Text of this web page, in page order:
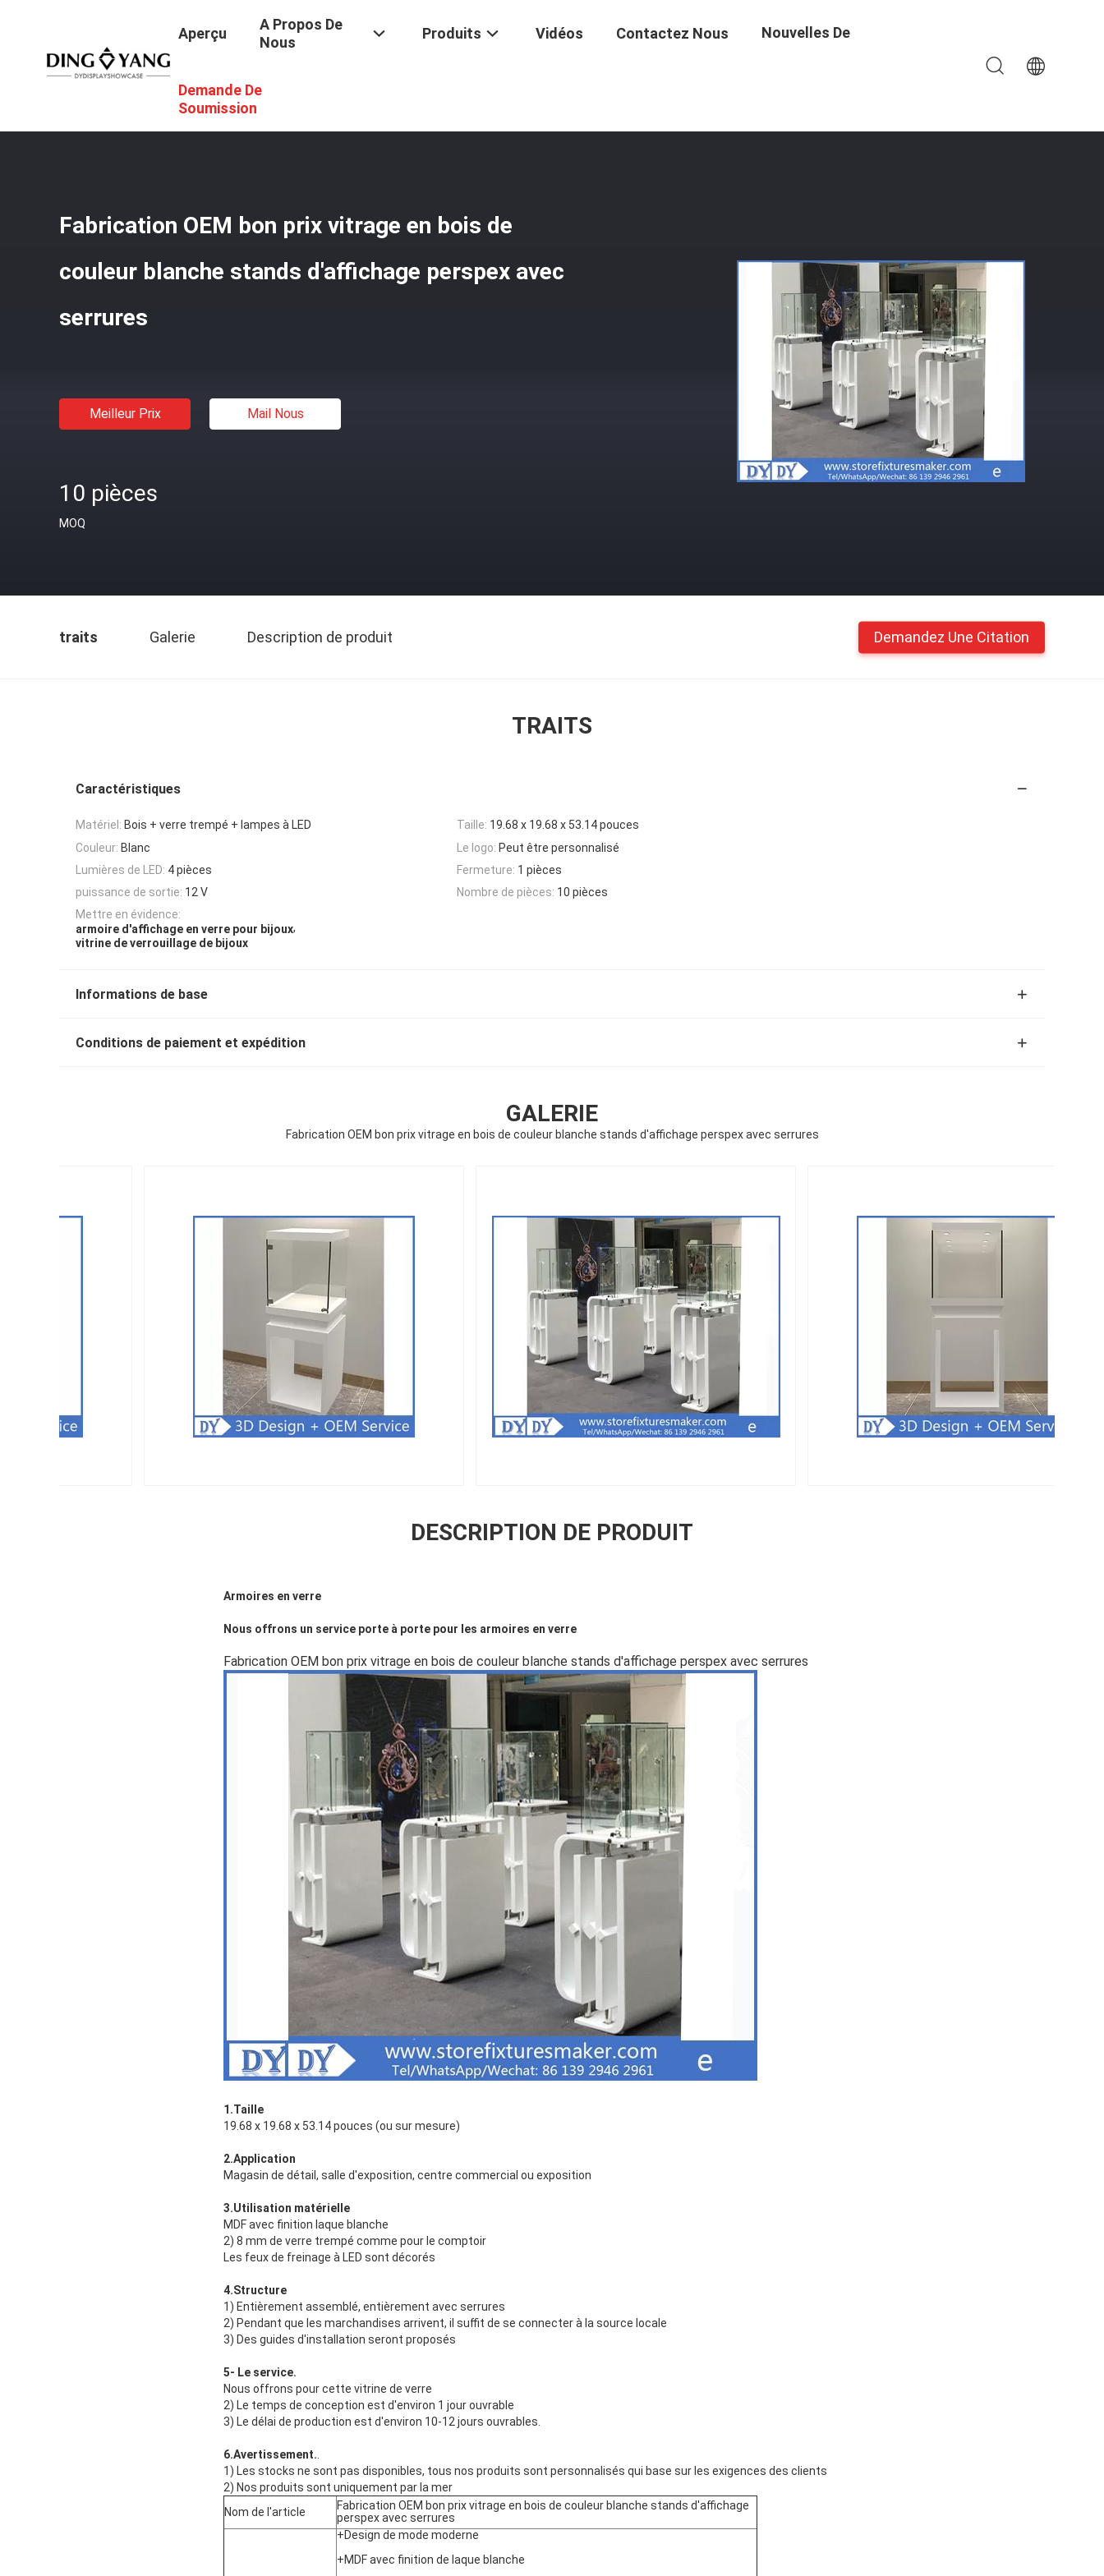
Aperçu
A Propos De
Nous
Produits Vidéos Contactez Nous Nouvelles De
Demande De
Soumission
Armoire À Bijoux /
Fabrication OEM bon prix vitrage en bois de
couleur blanche stands d'affichage perspex avec
serrures
Meilleur Prix Mail Nous
10 pièces
MOQ
traits Galerie Description de produit Demandez Une Citation
TRAITS
Caractéristiques
Matériel: Bois + verre trempé + lampes à LED Taille: 19.68 x 19.68 x 53.14 pouces
Couleur: Blanc Le logo: Peut être personnalisé
Lumières de LED: 4 pièces Fermeture: 1 pièces
puissance de sortie: 12 V Nombre de pièces: 10 pièces
Mettre en évidence:
armoire d'affichage en verre pour bijoux,
vitrine de verrouillage de bijoux
Informations de base
Conditions de paiement et expédition
GALERIE
Fabrication OEM bon prix vitrage en bois de couleur blanche stands d'affichage perspex avec serrures
DESCRIPTION DE PRODUIT
Armoires en verre
Nous offrons un service porte à porte pour les armoires en verre
Fabrication OEM bon prix vitrage en bois de couleur blanche stands d'affichage perspex avec serrures
1.Taille
19.68 x 19.68 x 53.14 pouces (ou sur mesure)
2.Application
Magasin de détail, salle d'exposition, centre commercial ou exposition
3.Utilisation matérielle
MDF avec finition laque blanche
2) 8 mm de verre trempé comme pour le comptoir
Les feux de freinage à LED sont décorés
4.Structure
1) Entièrement assemblé, entièrement avec serrures
2) Pendant que les marchandises arrivent, il suffit de se connecter à la source locale
3) Des guides d'installation seront proposés
5- Le service.
Nous offrons pour cette vitrine de verre
2) Le temps de conception est d'environ 1 jour ouvrable
3) Le délai de production est d'environ 10-12 jours ouvrables.
6.Avertissement.
1) Les stocks ne sont pas disponibles, tous nos produits sont personnalisés qui base sur les exigences des clients
2) Nos produits sont uniquement par la mer
Nom de l'article
Fabrication OEM bon prix vitrage en bois de couleur blanche stands d'affichage
perspex avec serrures
+Design de mode moderne
+MDF avec finition de laque blanche